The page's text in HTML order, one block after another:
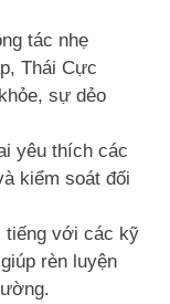
tác nhẹ
Thái Cực
sự dẻo
yêu thích các
kiểm soát đối
tiếng với các kỹ
rèn luyện